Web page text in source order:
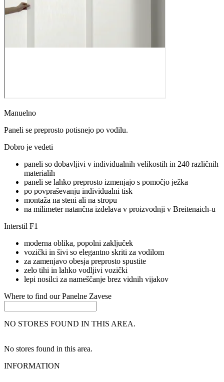
Manuelno
Paneli se preprosto potisnejo po vodilu.
Dobro je vedeti
paneli so dobavljivi v individualnih velikostih in 240 različnih
materialih
paneli se lahko preprosto izmenjajo s pomočjo ježka
po povpraševanju individualni tisk
montaža na steni ali na stropu
na milimeter natančna izdelava v proizvodnji v Breitenaich-u
Interstil F1
moderna oblika, popolni zaključek
vozički in šivi so elegantno skriti za vodilom
za zamenjavo obesja preprosto spustite
zelo tihi in lahko vodljivi vozički
lepi nosilci za nameščanje brez vidnih vijakov
Where to find our Panelne Zavese
NO STORES FOUND IN THIS AREA.
No stores found in this area.
INFORMATION